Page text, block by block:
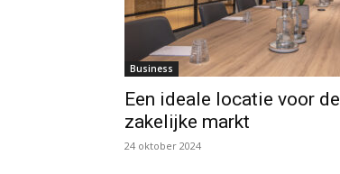
Business
Een ideale locatie voor de
zakelijke markt
24 oktober 2024